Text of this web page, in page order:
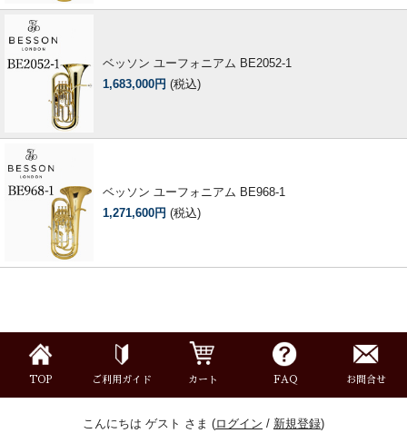
ベッソン ユーフォニアム BE2052-1
1,683,000円 (税込)
ベッソン ユーフォニアム BE968-1
1,271,600円 (税込)
TOP ご利用ガイド カート FAQ お問合せ
こんにちは ゲスト さま (ログイン / 新規登録)